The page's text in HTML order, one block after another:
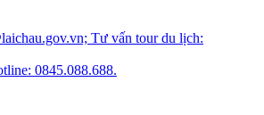
Tư vấn tour du lịch:
0845.088.688.